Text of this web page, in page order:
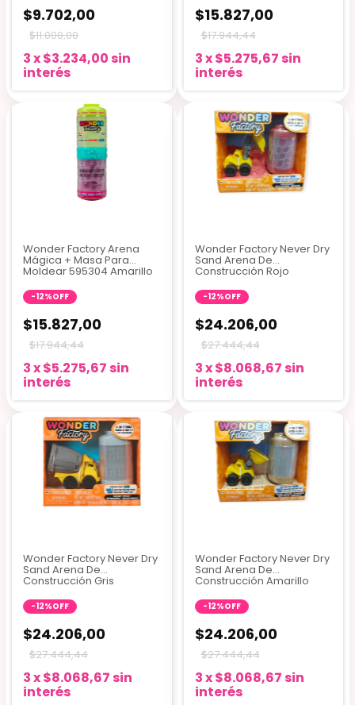
$9.702,00
$11.000,00
3x$3.234,00 sin
interés
$15.827,00
$17.944,44
3x$5.275,67 sin
interés
Wonder Factory Arena
Mágica + Masa Para
Moldear 595304 Amarillo
-12%OFF
$15.827,00
$17.944,44
3x$5.275,67 sin
interés
Wonder Factory Never Dry
Sand Arena De
Construcción Rojo
-12%OFF
$24.206,00
$27.444,44
3x$8.068,67 sin
interés
Wonder Factory Never Dry
Sand Arena De
Construcción Gris
-12%OFF
$24.206,00
$27.444,44
3x$8.068,67 sin
interés
Wonder Factory Never Dry
Sand Arena De
Construcción Amarillo
-12%OFF
$24.206,00
$27.444,44
3x$8.068,67 sin
interés